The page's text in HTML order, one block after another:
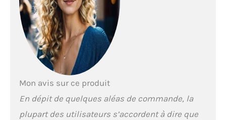
Mon avis sur ce produit
En dépit de quelques aléas de commande, la
plupart des utilisateurs s’accordent à dire que